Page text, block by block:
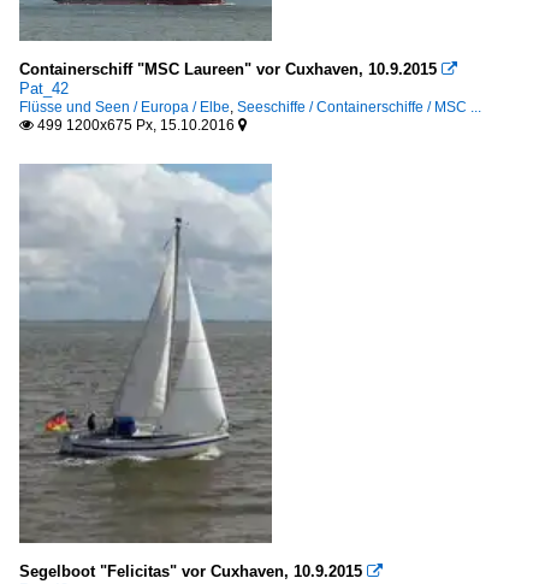
Containerschiff "MSC Laureen" vor Cuxhaven, 10.9.2015 
Pat_42
Flüsse und Seen / Europa / Elbe, Seeschiffe / Containerschiffe / MSC ...
 499 1200x675 Px, 15.10.2016 
Segelboot "Felicitas" vor Cuxhaven, 10.9.2015 